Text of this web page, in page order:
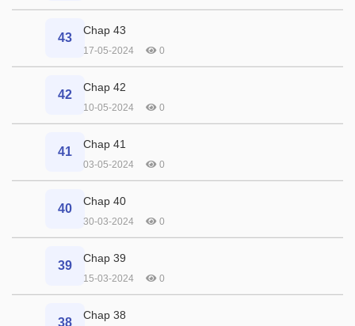
43
Chap 43
17-05-2024 0
42
Chap 42
10-05-2024 0
41
Chap 41
03-05-2024 0
40
Chap 40
30-03-2024 0
39
Chap 39
15-03-2024 0
38
Chap 38